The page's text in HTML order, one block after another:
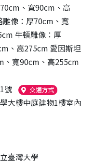
、寬90cm、高
像：厚70cm、寬
牛頓雕像：厚
、高275cm 愛因斯坦
、寬90cm、高255cm
號 交通方式（另開新視窗
大樓中庭建物1樓室內
臺灣大學